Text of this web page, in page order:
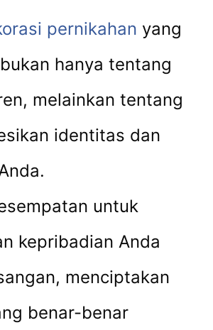
pernikahan yang
hanya tentang
melainkan tentang
identitas dan
untuk
kepribadian Anda
menciptakan
benar-benar